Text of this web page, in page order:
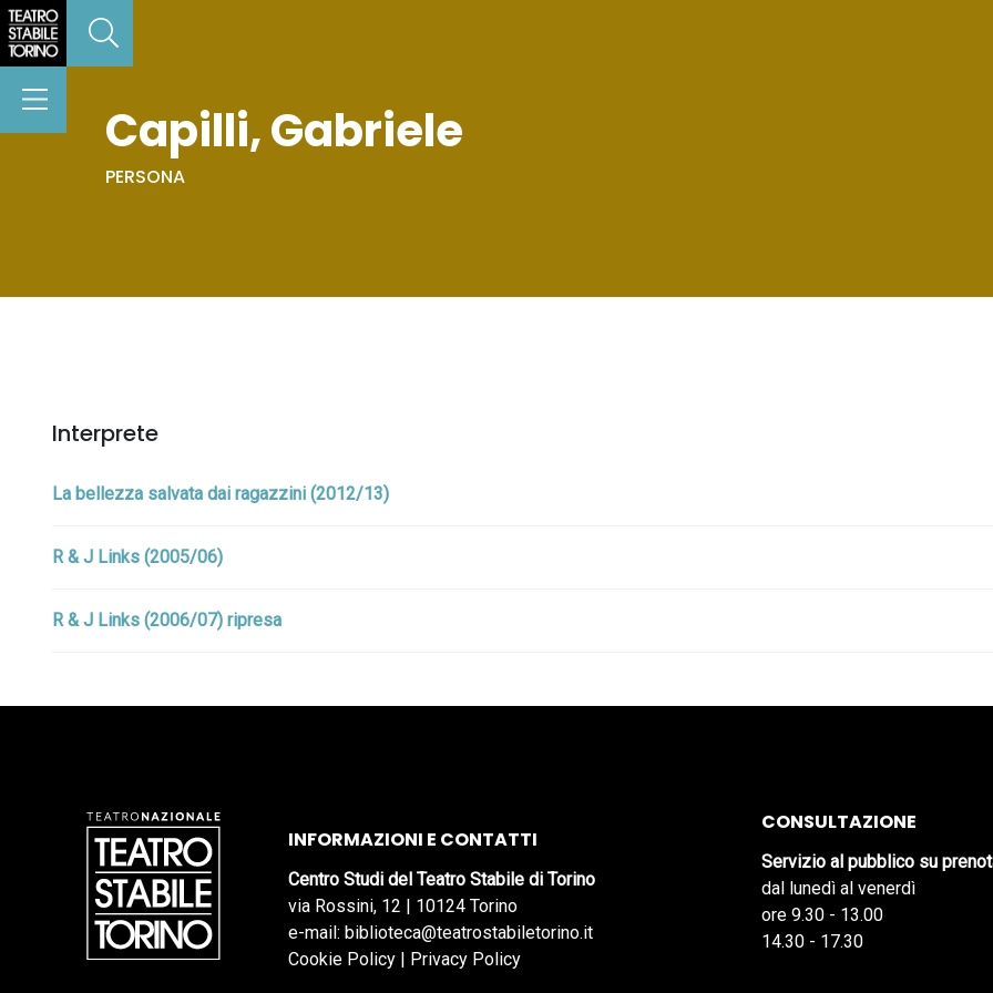
Capilli, Gabriele
PERSONA
Interprete
La bellezza salvata dai ragazzini (2012/13)
R & J Links (2005/06)
R & J Links (2006/07) ripresa
INFORMAZIONI E CONTATTI
Centro Studi del Teatro Stabile di Torino
via Rossini, 12 | 10124 Torino
e-mail: biblioteca@teatrostabiletorino.it
Cookie Policy | Privacy Policy
CONSULTAZIONE
Servizio al pubblico su
dal lunedì al venerdì
ore 9.30 - 13.00
14.30 - 17.30